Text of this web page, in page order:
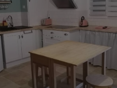
Intenteu modificar la destinació.
la seva brúixola torna.